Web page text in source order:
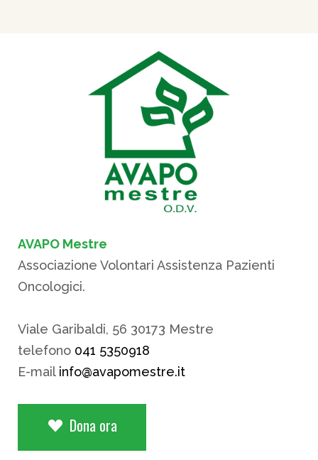
AVAPO Mestre
Associazione Volontari Assistenza Pazienti
Oncologici.
Viale Garibaldi, 56 30173 Mestre
telefono 041 5350918
E-mail info@avapomestre.it
Dona ora